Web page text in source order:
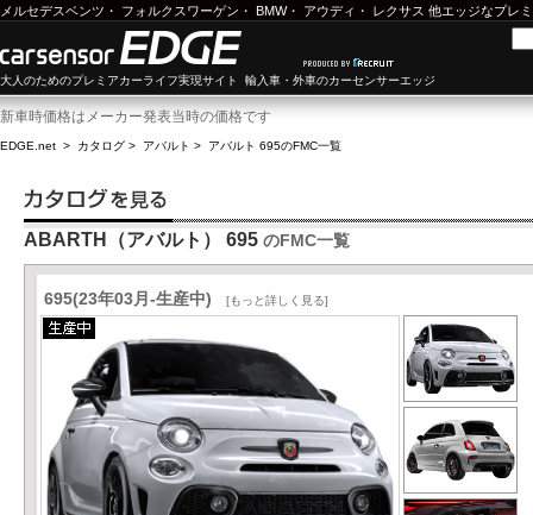
メルセデスベンツ ・ フォルクスワーゲン ・ BMW・ アウディ ・ レクサス 他エッジなプレ
大人のためのプレミアカーライフ実現サイト 輸入車・外車のカーセンサーエッジ
新車時価格はメーカー発表当時の価格です
EDGE.net > カタログ > アバルト > アバルト 695のFMC一覧
ABARTH（アバルト） 695 のFMC一覧
695(23年03月-生産中) [もっと詳しく見る]